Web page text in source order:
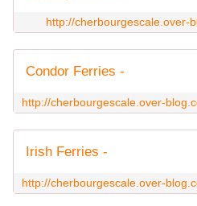
http://cherbourgescale.over-
Condor Ferries -
Irish Ferries -